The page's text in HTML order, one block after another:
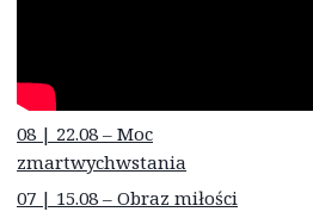
08 | 22.08 – Moc
zmartwychwstania
07 | 15.08 – Obraz miłości